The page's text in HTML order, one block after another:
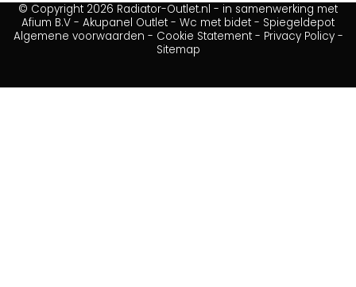
© Copyright 2026 Radiator-Outlet.nl - in samenwerking met
Afium B.V - Akupanel Outlet - Wc met bidet - Spiegeldepot
Algemene voorwaarden - Cookie Statement- Privacy Policy-
Sitemap